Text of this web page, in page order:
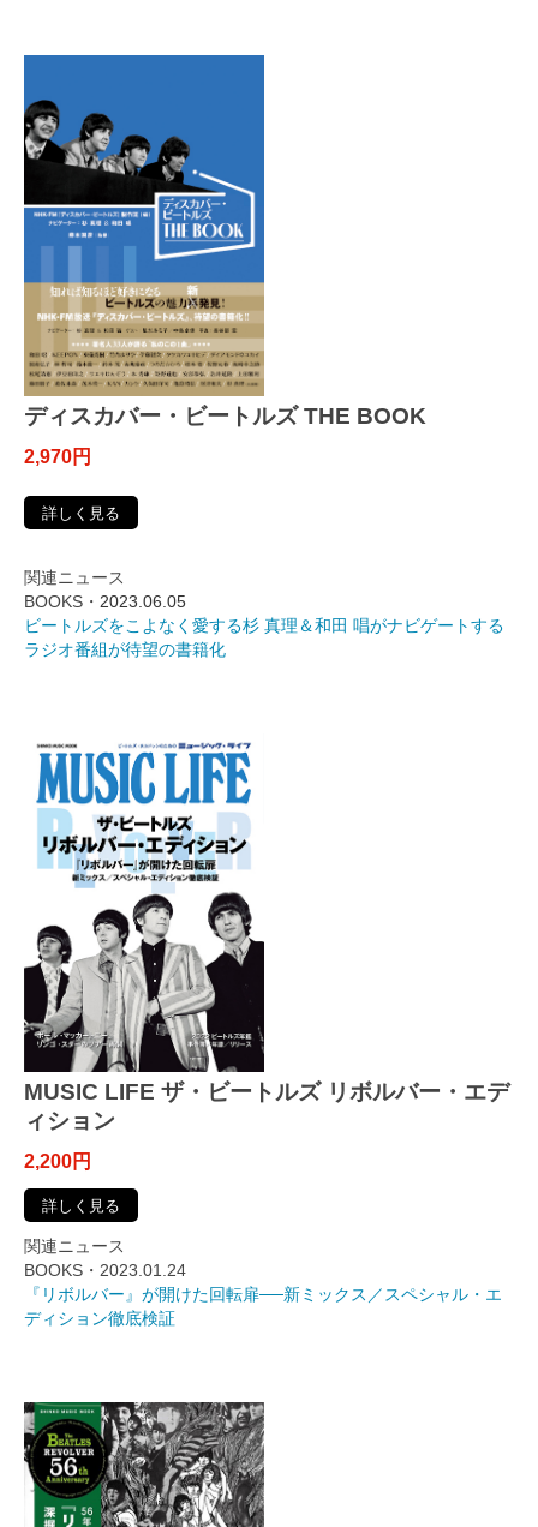
ディスカバー・ビートルズ THE BOOK
2,970円
詳しく見る
関連ニュース
BOOKS・ 2023.06.05
ビートルズをこよなく愛する杉 真理＆和田 唱がナビゲートする
ラジオ番組が待望の書籍化
MUSIC LIFE ザ・ビートルズ リボルバー・エデ
ィション
2,200円
詳しく見る
関連ニュース
BOOKS・2023.01.24
『リボルバー』が開けた回転扉──新ミックス／スペシャル・エ
ディション徹底検証